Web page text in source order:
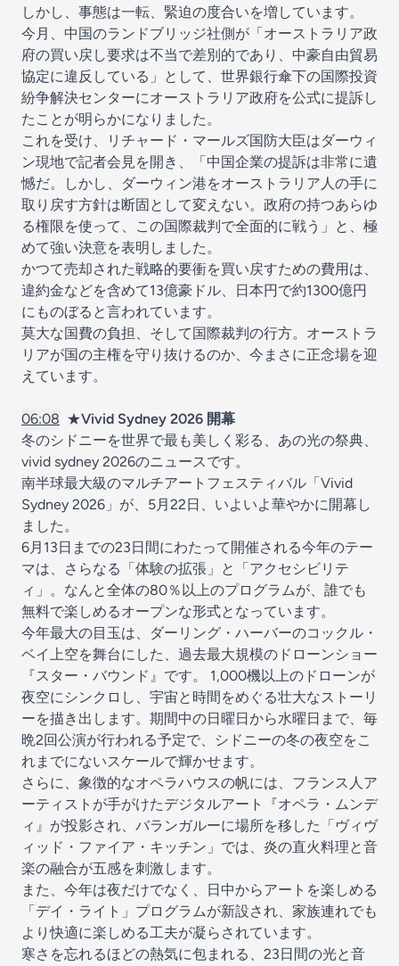
しかし、事態は一転、緊迫の度合いを増しています。
今月、中国のランドブリッジ社側が「オーストラリア政
府の買い戻し要求は不当で差別的であり、中豪自由貿易
協定に違反している」として、世界銀行傘下の国際投資
紛争解決センターにオーストラリア政府を公式に提訴し
たことが明らかになりました。
これを受け、リチャード・マールズ国防大臣はダーウィ
ン現地で記者会見を開き、「中国企業の提訴は非常に遺
憾だ。しかし、ダーウィン港をオーストラリア人の手に
取り戻す方針は断固として変えない。政府の持つあらゆ
る権限を使って、この国際裁判で全面的に戦う」と、極
めて強い決意を表明しました。
かつて売却された戦略的要衝を買い戻すための費用は、
違約金などを含めて13億豪ドル、日本円で約1300億円
にものぼると言われています。
莫大な国費の負担、そして国際裁判の行方。オーストラ
リアが国の主権を守り抜けるのか、今まさに正念場を迎
えています。
06:08 ★Vivid Sydney 2026 開幕
冬のシドニーを世界で最も美しく彩る、あの光の祭典、
vivid sydney 2026のニュースです。
南半球最大級のマルチアートフェスティバル「Vivid
Sydney 2026」が、5月22日、いよいよ華やかに開幕し
ました。
6月13日までの23日間にわたって開催される今年のテー
マは、さらなる「体験の拡張」と「アクセシビリテ
ィ」。なんと全体の80％以上のプログラムが、誰でも
無料で楽しめるオープンな形式となっています。
今年最大の目玉は、ダーリング・ハーバーのコックル・
ベイ上空を舞台にした、過去最大規模のドローンショー
『スター・バウンド』です。 1,000機以上のドローンが
夜空にシンクロし、宇宙と時間をめぐる壮大なストーリ
ーを描き出します。期間中の日曜日から水曜日まで、毎
晩2回公演が行われる予定で、シドニーの冬の夜空をこ
れまでにないスケールで輝かせます。
さらに、象徴的なオペラハウスの帆には、フランス人ア
ーティストが手がけたデジタルアート『オペラ・ムンデ
ィ』が投影され、バランガルーに場所を移した「ヴィヴ
ィッド・ファイア・キッチン」では、炎の直火料理と音
楽の融合が五感を刺激します。
また、今年は夜だけでなく、日中からアートを楽しめる
「デイ・ライト」プログラムが新設され、家族連れでも
より快適に楽しめる工夫が凝らされています。
寒さを忘れるほどの熱気に包まれる、23日間の光と音